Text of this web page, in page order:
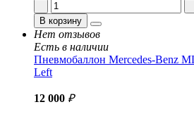
В корзину
Нет отзывов
Есть в наличии
Пневмобаллон Mercedes-Benz
Left
12 000 ₽